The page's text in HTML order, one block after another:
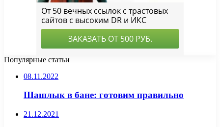
Популярные статьи
08.11.2022
Шашлык в бане: готовим правильно
21.12.2021